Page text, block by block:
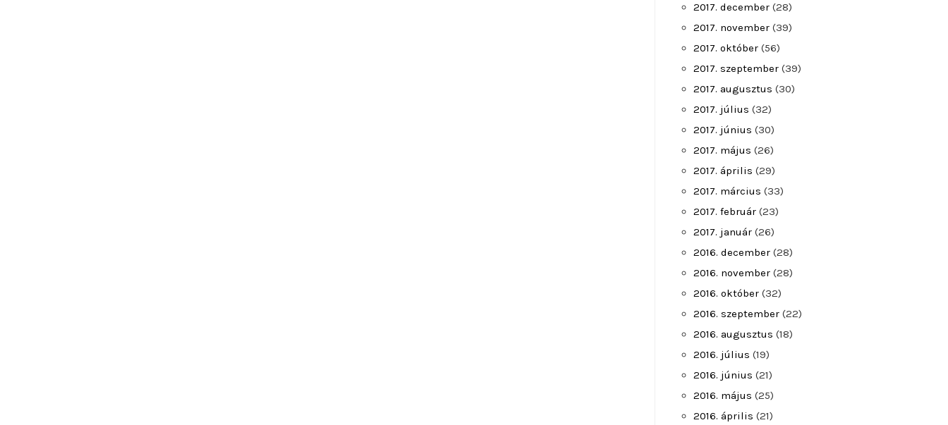
2017. december (28)
2017. november (39)
2017. október (56)
2017. szeptember (39)
2017. augusztus (30)
2017. július (32)
2017. június (30)
2017. május (26)
2017. április (29)
2017. március (33)
2017. február (23)
2017. január (26)
2016. december (28)
2016. november (28)
2016. október (32)
2016. szeptember (22)
2016. augusztus (18)
2016. július (19)
2016. június (21)
2016. május (25)
2016. április (21)